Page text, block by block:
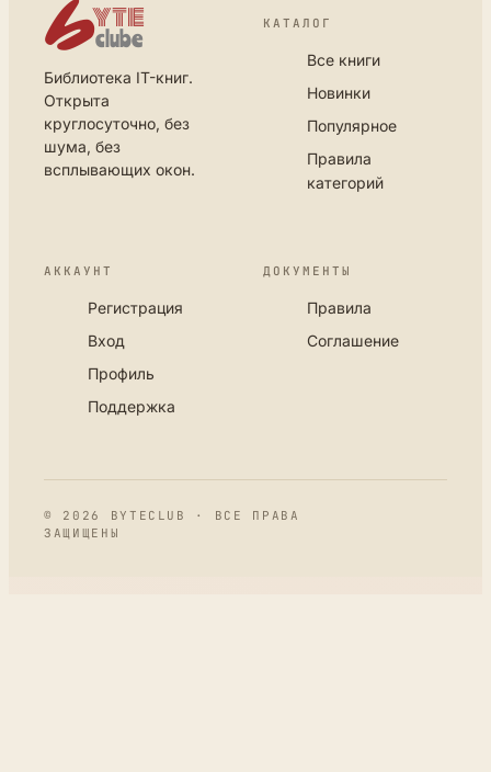
Библиотека IT-книг.
Открыта
круглосуточно, без
шума, без
всплывающих окон.
КАТАЛОГ
Все книги
Новинки
Популярное
Правила
категорий
АККАУНТ
Регистрация
Вход
Профиль
Поддержка
ДОКУМЕНТЫ
Правила
Соглашение
© 2026 BYTECLUB · ВСЕ ПРАВА
ЗАЩИЩЕНЫ